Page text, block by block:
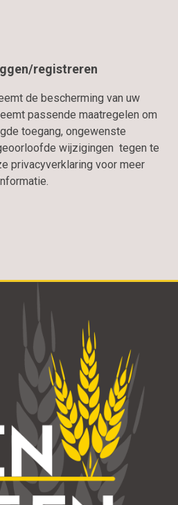
registreren
de bescherming van uw
passende maatregelen om
toegang, ongewenste
wijzigingen tegen te
privacyverklaring voor meer